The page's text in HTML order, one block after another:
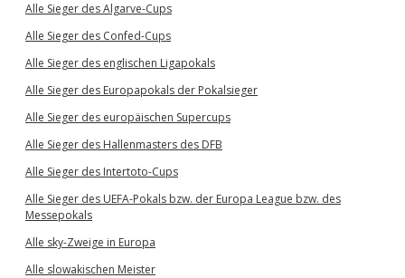
Alle Sieger des Algarve-Cups
Alle Sieger des Confed-Cups
Alle Sieger des englischen Ligapokals
Alle Sieger des Europapokals der Pokalsieger
Alle Sieger des europäischen Supercups
Alle Sieger des Hallenmasters des DFB
Alle Sieger des Intertoto-Cups
Alle Sieger des UEFA-Pokals bzw. der Europa League bzw. des
Messepokals
Alle sky-Zweige in Europa
Alle slowakischen Meister